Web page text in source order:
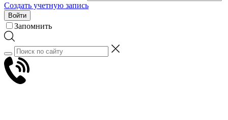
Создать учетную запись
Войти
Запомнить